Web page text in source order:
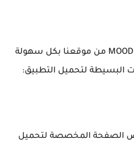
يمكنك الآن تحميل تطبيق MOOD TV من موقعنا بكل سهولة
البسيطة لتحميل التطبيق:
الصفحة المخصصة لتحميل